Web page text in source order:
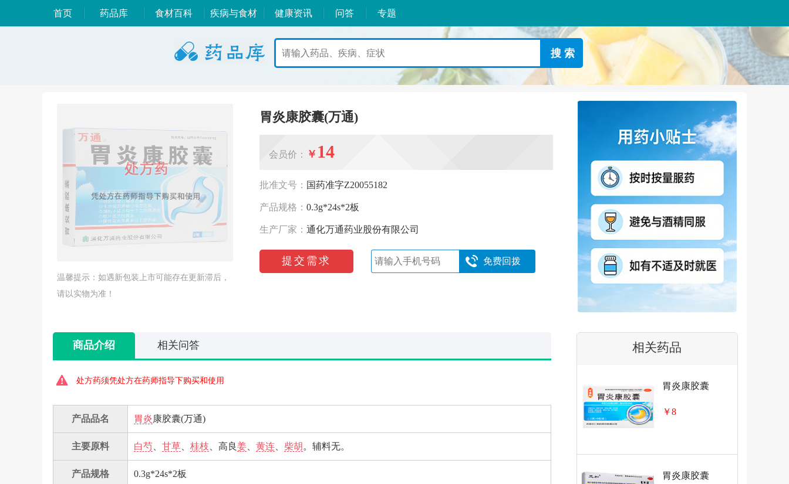
首页 药品库 食材百科 疾病与食材 健康资讯 问答 专题
温馨提示：如遇新包装上市可能存在更新滞后，
请以实物为准！
胃炎康胶囊(万通)
会员价： ￥ 14
批准文号： 国药准字Z20055182
产品规格： 0.3g*24s*2板
生产厂家： 通化万通药业股份有限公司
提交需求 免费回拨
商品介绍 相关问答
处方药须凭处方在药师指导下购买和使用
产品品名 胃炎康胶囊(万通)
主要原料 白芍、 甘草、 桂枝 、高良姜、 黄连、 柴胡 。辅料无。
产品规格 0.3g*24s*2板
相关药品
胃炎康胶囊
￥8
胃炎康胶囊